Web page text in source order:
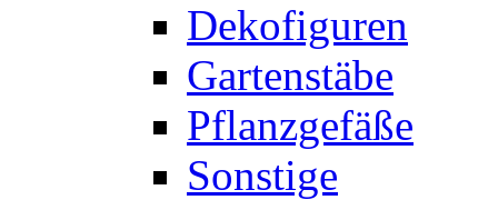
Dekofiguren
Gartenstäbe
Pflanzgefäße
Sonstige